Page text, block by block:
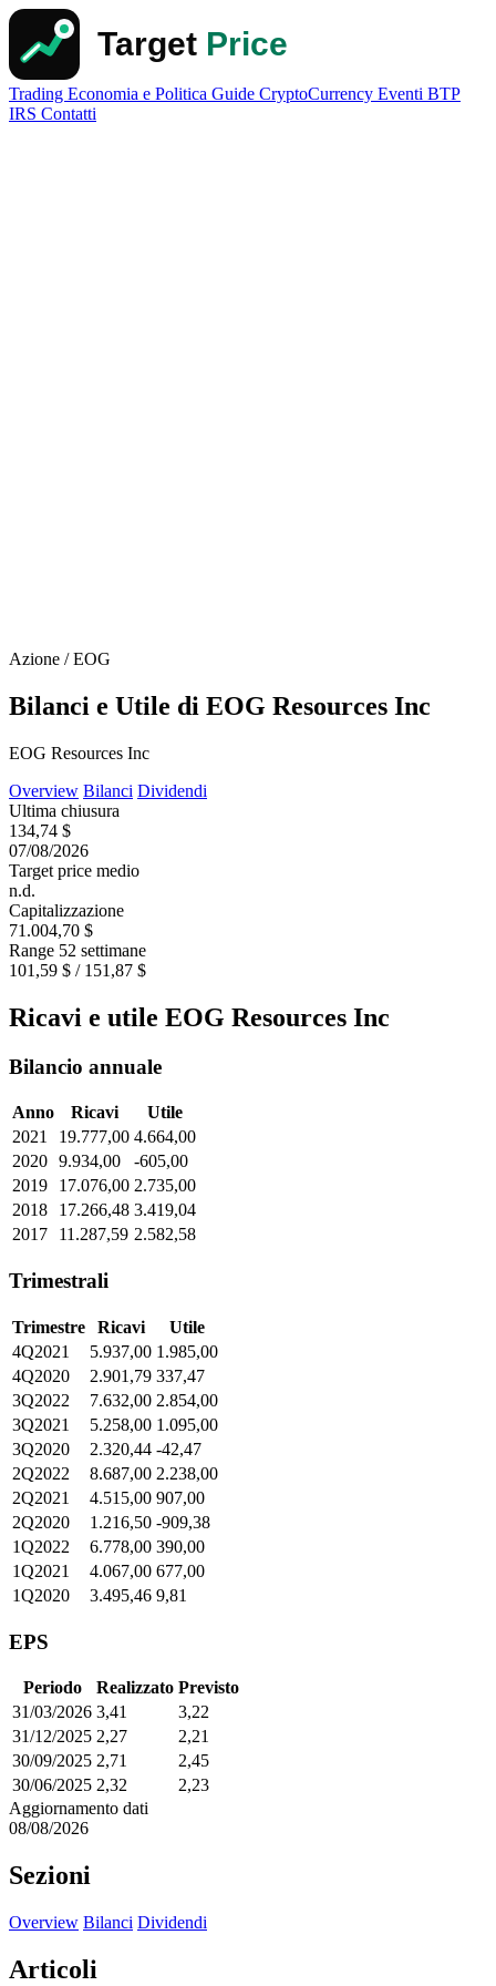
Trading Economia e Politica Guide CryptoCurrency Eventi BTP
IRS Contatti
Azione / EOG
Bilanci e Utile di EOG Resources Inc
EOG Resources Inc
Overview Bilanci Dividendi
Ultima chiusura
134,74 $
07/08/2026
Target price medio
n.d.
Capitalizzazione
71.004,70 $
Range 52 settimane
101,59 $ / 151,87 $
Ricavi e utile EOG Resources Inc
Bilancio annuale
Anno Ricavi
Utile
2021
19.777,00 4.664,00
2020 9.934,00
-605,00
2019
17.076,00 2.735,00
2018
17.266,48 3.419,04
2017
11.287,59 2.582,58
Trimestrali
Trimestre Ricavi
Utile
4Q2021
5.937,00 1.985,00
4Q2020
2.901,79 337,47
3Q2022
7.632,00 2.854,00
3Q2021
5.258,00 1.095,00
3Q2020
2.320,44 -42,47
2Q2022
8.687,00 2.238,00
2Q2021
4.515,00 907,00
2Q2020
1.216,50 -909,38
1Q2022
6.778,00 390,00
1Q2021
4.067,00 677,00
1Q2020
3.495,46 9,81
EPS
Periodo Realizzato Previsto
31/03/2026 3,41
3,22
31/12/2025 2,27
2,21
30/09/2025 2,71
2,45
30/06/2025 2,32
2,23
Aggiornamento dati
08/08/2026
Sezioni
Overview Bilanci Dividendi
Articoli